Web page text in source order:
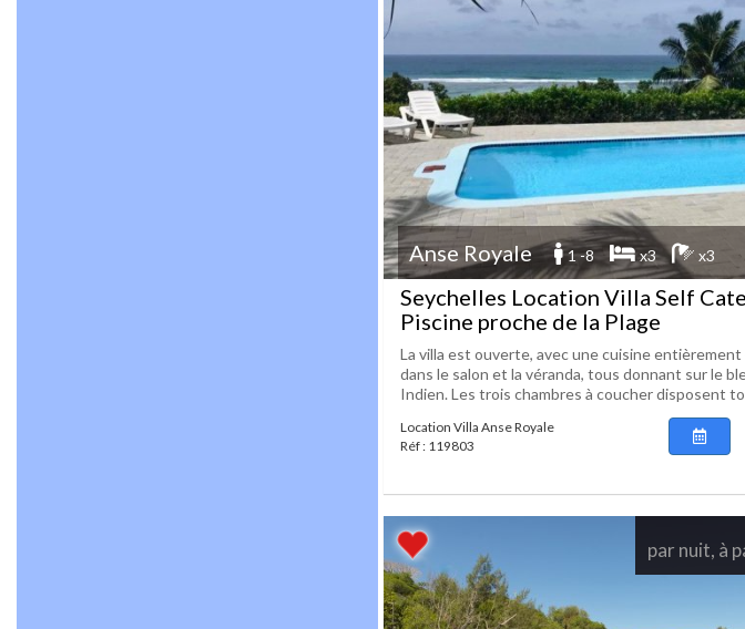
Anse Royale 1 -8 x3 x3
Seychelles Location Villa Self
Piscine proche de la Plage
La villa est ouverte, avec une cuisine
dans le salon et la véranda, tous donnant sur le
Indien. Les trois chambres à coucher disposent
Location Villa Anse Royale
Réf : 119803
par nuit, à